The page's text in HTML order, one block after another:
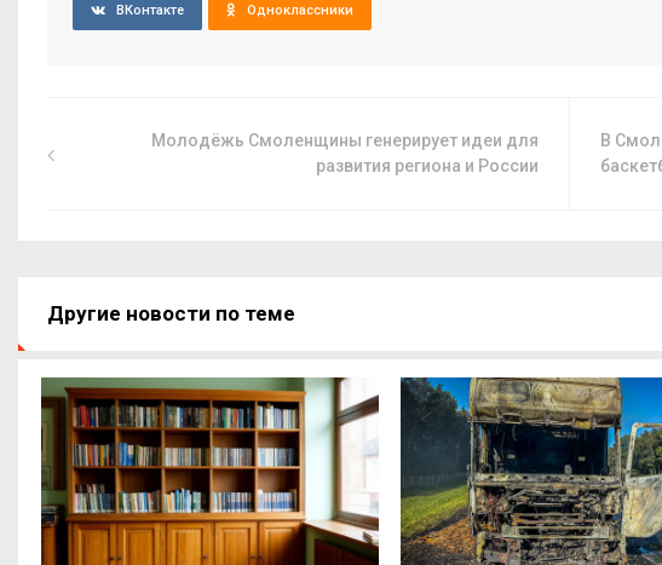
ВКонтакте Одноклассники
Молодёжь Смоленщины генерирует идеи для
развития региона и России
В
Другие новости по теме